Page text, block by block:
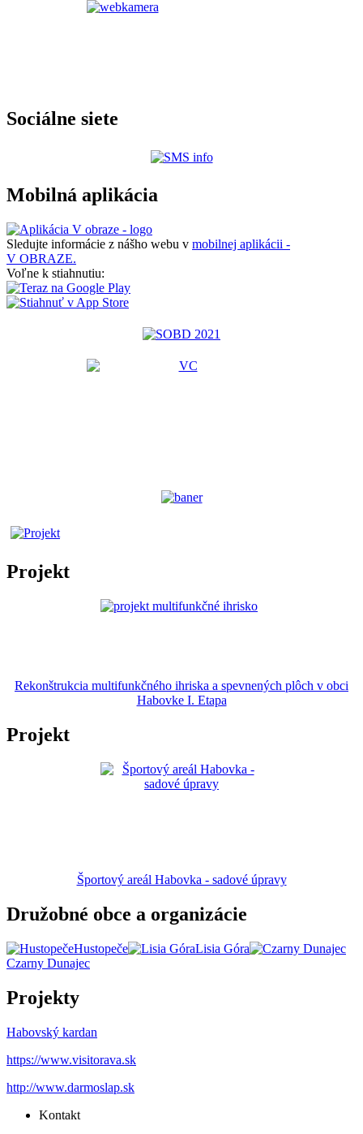
Sociálne siete
Mobilná aplikácia
Sledujte informácie z nášho webu v mobilnej aplikácii -
V OBRAZE.
Voľne k stiahnutiu:
Projekt
Rekonštrukcia multifunkčného ihriska a spevnených plôch v obci
Habovke I. Etapa
Projekt
Športový areál Habovka - sadové úpravy
Družobné obce a organizácie
Hustopeče
Lisia Góra
Czarny Dunajec
Projekty
Habovský kardan
https://www.visitorava.sk
http://www.darmoslap.sk
Kontakt